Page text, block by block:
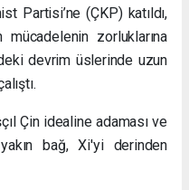
Partisi’ne (ÇKP) katıldı,
zorluklarına
devrim üslerinde uzun
Çin idealine adaması ve
bağ, Xi'yi derinden